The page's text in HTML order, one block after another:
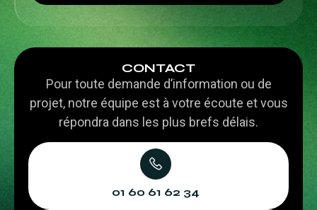
CONTACT
Pour toute demande d’information ou de
projet, notre équipe est à votre écoute et vous
répondra dans les plus brefs délais.
01 60 61 62 34